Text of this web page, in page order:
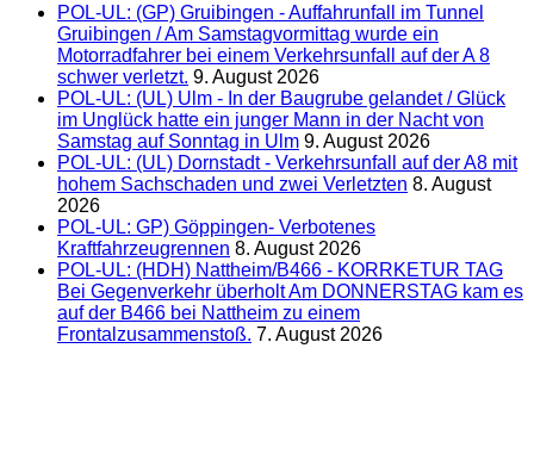
POL-UL: (GP) Gruibingen - Auffahrunfall im Tunnel
Gruibingen / Am Samstagvormittag wurde ein
Motorradfahrer bei einem Verkehrsunfall auf der A 8
schwer verletzt. 9. August 2026
POL-UL: (UL) Ulm - In der Baugrube gelandet / Glück
im Unglück hatte ein junger Mann in der Nacht von
Samstag auf Sonntag in Ulm 9. August 2026
POL-UL: (UL) Dornstadt - Verkehrsunfall auf der A8 mit
hohem Sachschaden und zwei Verletzten 8. August
2026
POL-UL: GP) Göppingen- Verbotenes
Kraftfahrzeugrennen 8. August 2026
POL-UL: (HDH) Nattheim/B466 - KORRKETUR TAG
Bei Gegenverkehr überholt Am DONNERSTAG kam es
auf der B466 bei Nattheim zu einem
Frontalzusammenstoß. 7. August 2026